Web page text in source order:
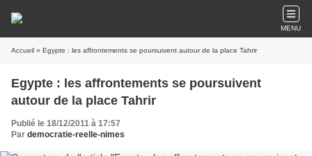
MENU
Accueil » Egypte : les affrontements se poursuivent autour de la place Tahrir
Egypte : les affrontements se poursuivent
autour de la place Tahrir
Publié le 18/12/2011 à 17:57
Par democratie-reelle-nimes